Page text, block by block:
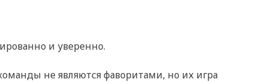
и уверенно.
не являются фаворитами, но их игра